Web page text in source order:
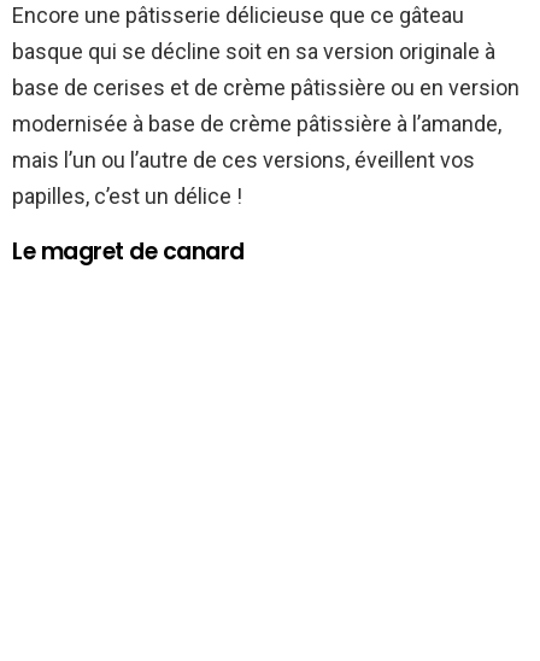
Encore une pâtisserie délicieuse que ce gâteau
basque qui se décline soit en sa version originale à
base de cerises et de crème pâtissière ou en version
modernisée à base de crème pâtissière à l’amande,
mais l’un ou l’autre de ces versions, éveillent vos
papilles, c’est un délice !
Le magret de canard